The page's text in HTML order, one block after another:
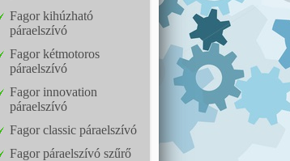
Fagor kihúzható
páraelszívó
Fagor kétmotoros
páraelszívó
Fagor innovation
páraelszívó
Fagor classic páraelszívó
Fagor páraelszívó szűrő